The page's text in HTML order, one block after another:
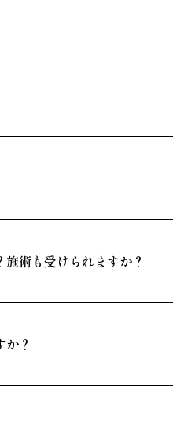
術も受けられますか？
？